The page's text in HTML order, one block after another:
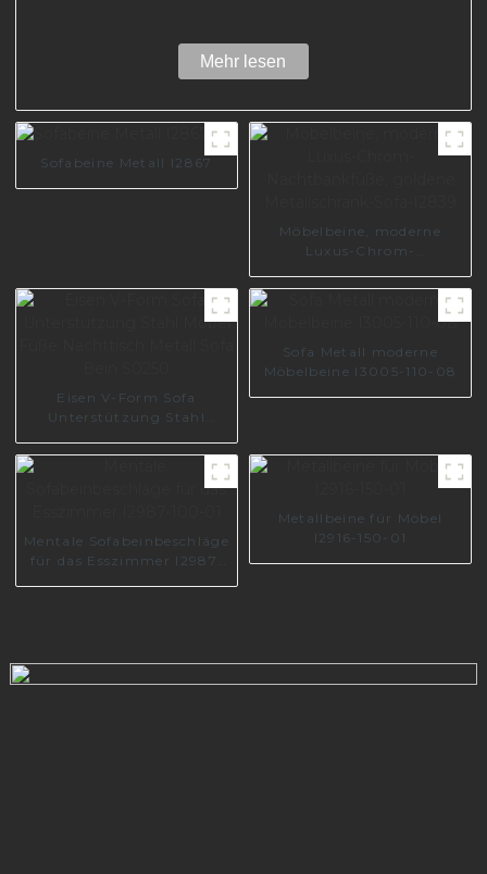
Mehr lesen
Sofabeine Metall I2867
Möbelbeine, moderne
Luxus-Chrom-
Metallschrank-Sofa-I2839
Eisen V-Form Sofa
Unterstützung Stahl
Metall Sofa Bein S0250
Sofa Metall moderne
Möbelbeine I3005-110-08
Mentale Sofabeinbeschläge
für das Esszimmer I2987-
Metallbeine für Möbel
I2916-150-01